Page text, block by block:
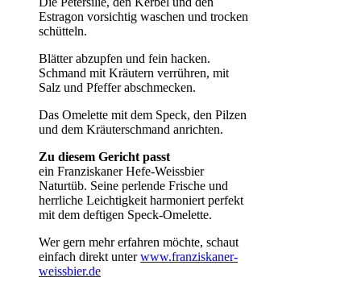
Estragon vorsichtig waschen und trocken
schütteln.
Blätter abzupfen und fein hacken.
Schmand mit Kräutern verrühren, mit
Salz und Pfeffer abschmecken.
Das Omelette mit dem Speck, den Pilzen
und dem Kräuterschmand anrichten.
Zu diesem Gericht passt
ein Franziskaner Hefe-Weissbier
Naturtüb. Seine perlende Frische und
herrliche Leichtigkeit harmoniert perfekt
mit dem deftigen Speck-Omelette.
Wer gern mehr erfahren möchte, schaut
einfach direkt unterwww.franziskaner-
weissbier.de